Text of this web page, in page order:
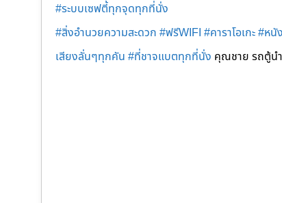
#ระบบเซฟตี้ทุกจุดทุกที่นั่ง
#สิ่งอำนวยความสะดวก #ฟรีWIFI #คาราโอเกะ#หนั
เสียงลั่นๆทุกคัน #ที่ชาจแบตทุกที่นั่ง คุณชาย รถตู้นำ